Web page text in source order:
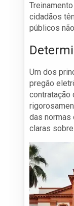
cidadãos
públicos
Um dos
pregão
contratação
das normas
claras